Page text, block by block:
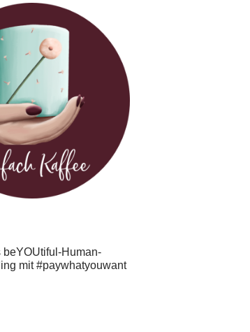
beYOUtiful-Human-
mit #paywhatyouwant